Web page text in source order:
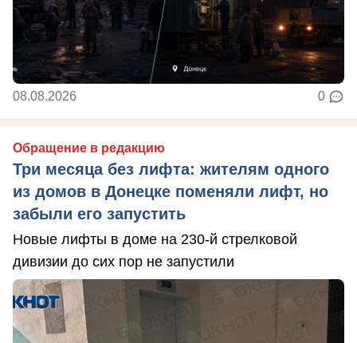
08.08.2026 0
Обращение в редакцию
Три месяца без лифта: жителям одного
из домов в Донецке поменяли лифт, но
забыли его запустить
Новые лифты в доме на 230-й стрелковой
дивизии до сих пор не запустили